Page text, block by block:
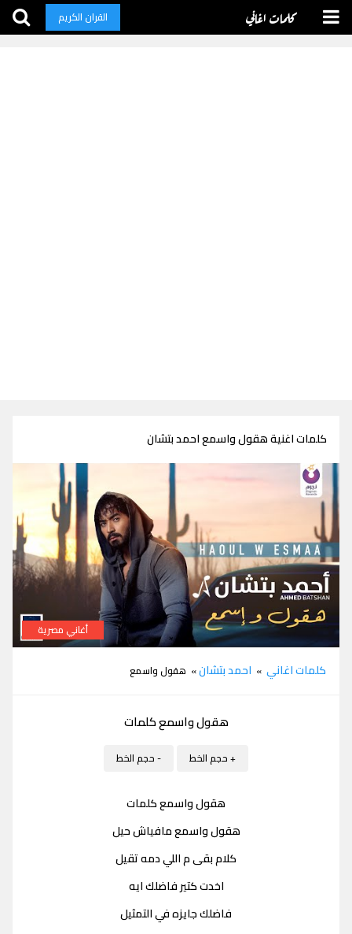
كلمات اغاني القران الكريم
كلمات اغنية هقول واسمع احمد بتشان
أغاني مصرية
كلمات اغاني » احمد بتشان» هقول واسمع
هقول واسمع كلمات
+ حجم الخط - حجم الخط
هقول واسمع كلمات
هقول واسمع مافياش حيل
كلام بقى م اللي دمه تقيل
اخدت كتير فاضلك ايه
فاضلك جايزه في التمثيل